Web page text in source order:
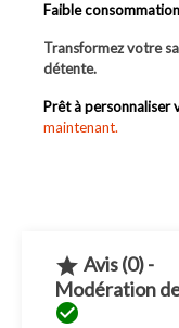
Faible consommation
Transformez votre
détente.
Prêt à personnaliser
maintenant.
 Avis (0) -
Modération
